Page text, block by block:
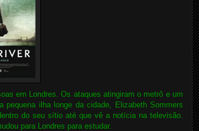
em Londres. Os ataques atingiram o metrô e um
ilha longe da cidade, Elizabeth Sommers
do seu sítio até que vê a notícia na televisão.
para Londres para estudar.